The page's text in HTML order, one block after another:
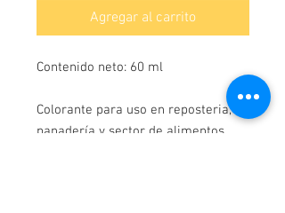
Agregar al carrito
Contenido neto: 60 ml
Colorante para uso en reposteria,
panadería y sector de alimentos